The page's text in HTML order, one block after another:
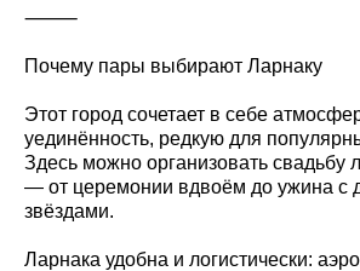
⸻
Почему пары выбирают Ларнаку
Этот город сочетает в себе
уединённость, редкую для
Здесь можно организовать свадьбу
— от церемонии вдвоём до ужина с
звёздами.
Ларнака удобна и логистически: